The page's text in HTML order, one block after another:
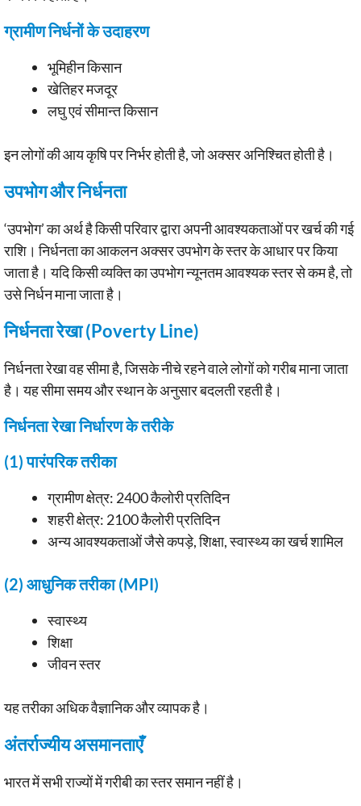
ग्रामीण निर्धनों के उदाहरण
भूमिहीन किसान
खेतिहर मजदूर
लघु एवं सीमान्त किसान
इन लोगों की आय कृषि पर निर्भर होती है, जो अक्सर अनिश्चित होती है।
उपभोग और निर्धनता
‘उपभोग’ का अर्थ है किसी परिवार द्वारा अपनी आवश्यकताओं पर खर्च की गई
राशि। निर्धनता का आकलन अक्सर उपभोग के स्तर के आधार पर किया
जाता है। यदि किसी व्यक्ति का उपभोग न्यूनतम आवश्यक स्तर से कम है, तो
उसे निर्धन माना जाता है।
निर्धनता रेखा (Poverty Line)
निर्धनता रेखा वह सीमा है, जिसके नीचे रहने वाले लोगों को गरीब माना जाता
है। यह सीमा समय और स्थान के अनुसार बदलती रहती है।
निर्धनता रेखा निर्धारण के तरीके
(1) पारंपरिक तरीका
ग्रामीण क्षेत्र: 2400 कैलोरी प्रतिदिन
शहरी क्षेत्र: 2100 कैलोरी प्रतिदिन
अन्य आवश्यकताओं जैसे कपड़े, शिक्षा, स्वास्थ्य का खर्च शामिल
(2) आधुनिक तरीका (MPI)
स्वास्थ्य
शिक्षा
जीवन स्तर
यह तरीका अधिक वैज्ञानिक और व्यापक है।
अंतर्राज्यीय असमानताएँ
भारत में सभी राज्यों में गरीबी का स्तर समान नहीं है।